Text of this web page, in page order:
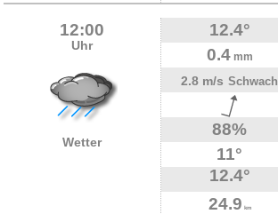
12:00
Uhr
Wetter
12.4°
0.4mm
2.8 m/s Schwach
88%
11°
12.4°
24.9 km